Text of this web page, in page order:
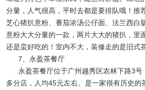
分量，人气很高，平时去都是要排队哦！推
芝心猪扒意粉、番茄浓汤公仔面、法兰西白
意粉大大分量的一款，两片大大的猪扒，里
还是蛮好吃的！室内不大，装修走的是旧式
7、永盈茶餐厅
永盈茶餐厅位于广州越秀区农林下路3
多分店，人均45元左右。是一家很有历史的